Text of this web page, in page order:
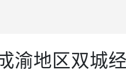
渝地区双城